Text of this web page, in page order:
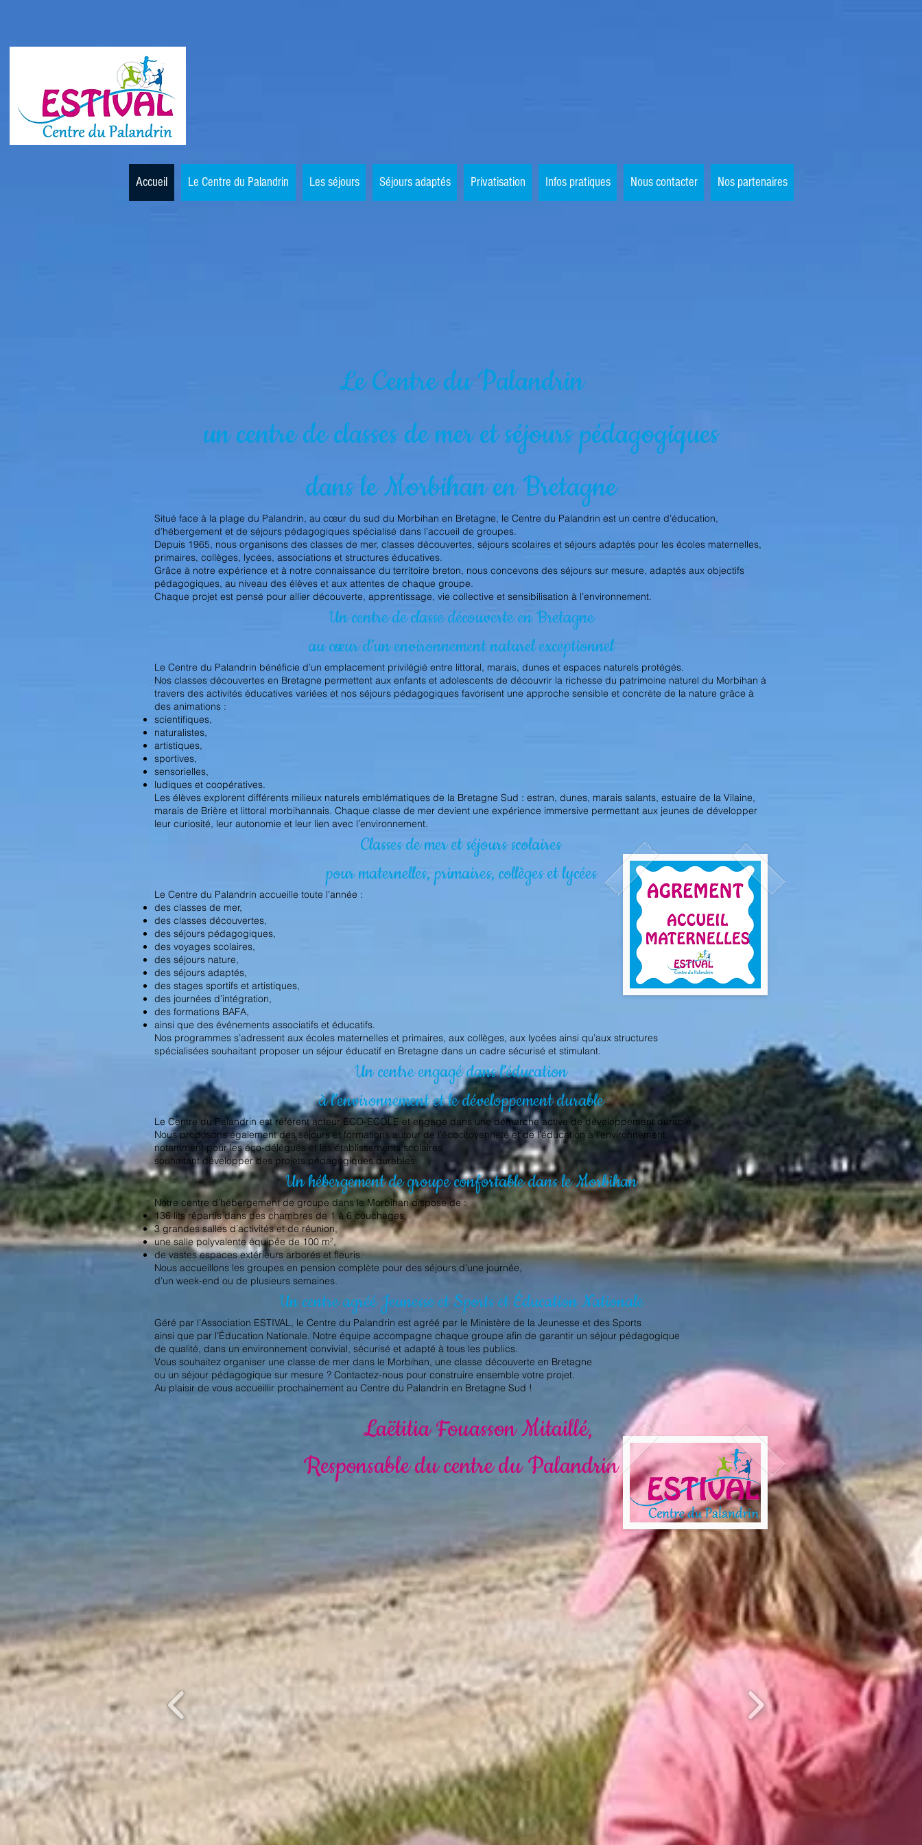
Accueil Le Centre du Palandrin Les séjours Séjours adaptés Privatisation Infos pratiques Nous contacter Nos partenaires
Le Centre du Palandrin
un centre de classes de mer et séjours pédagogiques
dans le Morbihan en Bretagne
Situé face à la plage du Palandrin, au cœur du sud du Morbihan en Bretagne, le Centre du Palandrin est un centre d’éducation,
d’hébergement et de séjours pédagogiques spécialisé dans l’accueil de groupes.
Depuis 1965, nous organisons des classes de mer, classes découvertes, séjours scolaires et séjours adaptés pour les écoles maternelles,
primaires, collèges, lycées, associations et structures éducatives.
Grâce à notre expérience et à notre connaissance du territoire breton, nous concevons des séjours sur mesure, adaptés aux objectifs
pédagogiques, au niveau des élèves et aux attentes de chaque groupe.
Chaque projet est pensé pour allier découverte, apprentissage, vie collective et sensibilisation à l’environnement.
Un centre de classe découverte en Bretagne
au cœur d’un environnement naturel exceptionnel
Le Centre du Palandrin bénéficie d’un emplacement privilégié entre littoral, marais, dunes et espaces naturels protégés.
Nos classes découvertes en Bretagne permettent aux enfants et adolescents de découvrir la richesse du patrimoine naturel du Morbihan à
travers des activités éducatives variées et nos séjours pédagogiques favorisent une approche sensible et concrète de la nature grâce à
des animations :
scientifiques,
naturalistes,
artistiques,
sportives,
sensorielles,
ludiques et coopératives.
Les élèves explorent différents milieux naturels emblématiques de la Bretagne Sud : estran, dunes, marais salants, estuaire de la Vilaine,
marais de Brière et littoral morbihannais. Chaque classe de mer devient une expérience immersive permettant aux jeunes de développer
leur curiosité, leur autonomie et leur lien avec l’environnement.
Classes de mer et séjours scolaires
pour maternelles, primaires, collèges et lycées
Le Centre du Palandrin accueille toute l’année :
des classes de mer,
des classes découvertes,
des séjours pédagogiques,
des voyages scolaires,
des séjours nature,
des séjours adaptés,
des stages sportifs et artistiques,
des journées d’intégration,
des formations BAFA,
ainsi que des événements associatifs et éducatifs.
Nos programmes s’adressent aux écoles maternelles et primaires, aux collèges, aux lycées ainsi qu’aux structures
spécialisées souhaitant proposer un séjour éducatif en Bretagne dans un cadre sécurisé et stimulant.
Un centre engagé dans l’éducation
à l’environnement et le développement durable
Le Centre du Palandrin est référent acteur ECO-ECOLE et engagé dans une démarche active de développement durable.
Nous proposons également des séjours et formations autour de l’écocitoyenneté et de l’éducation à l’environnement,
notamment pour les éco-délégués et les établissements scolaires
souhaitant développer des projets pédagogiques durables.
Un hébergement de groupe confortable dans le Morbihan
Notre centre d’hébergement de groupe dans le Morbihan dispose de :
136 lits répartis dans des chambres de 1 à 6 couchages,
3 grandes salles d’activités et de réunion,
une salle polyvalente équipée de 100 m²,
de vastes espaces extérieurs arborés et fleuris.
Nous accueillons les groupes en pension complète pour des séjours d’une journée,
d’un week-end ou de plusieurs semaines.
Un centre agréé Jeunesse et Sports et Éducation Nationale
Géré par l’Association ESTIVAL, le Centre du Palandrin est agréé par le Ministère de la Jeunesse et des Sports
ainsi que par l’Éducation Nationale. Notre équipe accompagne chaque groupe afin de garantir un séjour pédagogique
de qualité, dans un environnement convivial, sécurisé et adapté à tous les publics.
Vous souhaitez organiser une classe de mer dans le Morbihan, une classe découverte en Bretagne
ou un séjour pédagogique sur mesure ? Contactez-nous pour construire ensemble votre projet.
Au plaisir de vous accueillir prochainement au Centre du Palandrin en Bretagne Sud !
Laëtitia Fouasson Mitaillé,
Responsable du centre du Palandrin